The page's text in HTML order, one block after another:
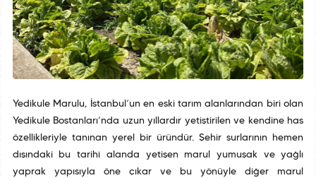
Yedikule Marulu, İstanbul’un en eski tarım alanlarından biri olan
Yedikule Bostanları’nda uzun yıllardır yetiştirilen ve kendine has
özellikleriyle tanınan yerel bir üründür. Şehir surlarının hemen
dışındaki bu tarihî alanda yetişen marul yumuşak ve yağlı
yaprak yapısıyla öne çıkar ve bu yönüyle diğer marul